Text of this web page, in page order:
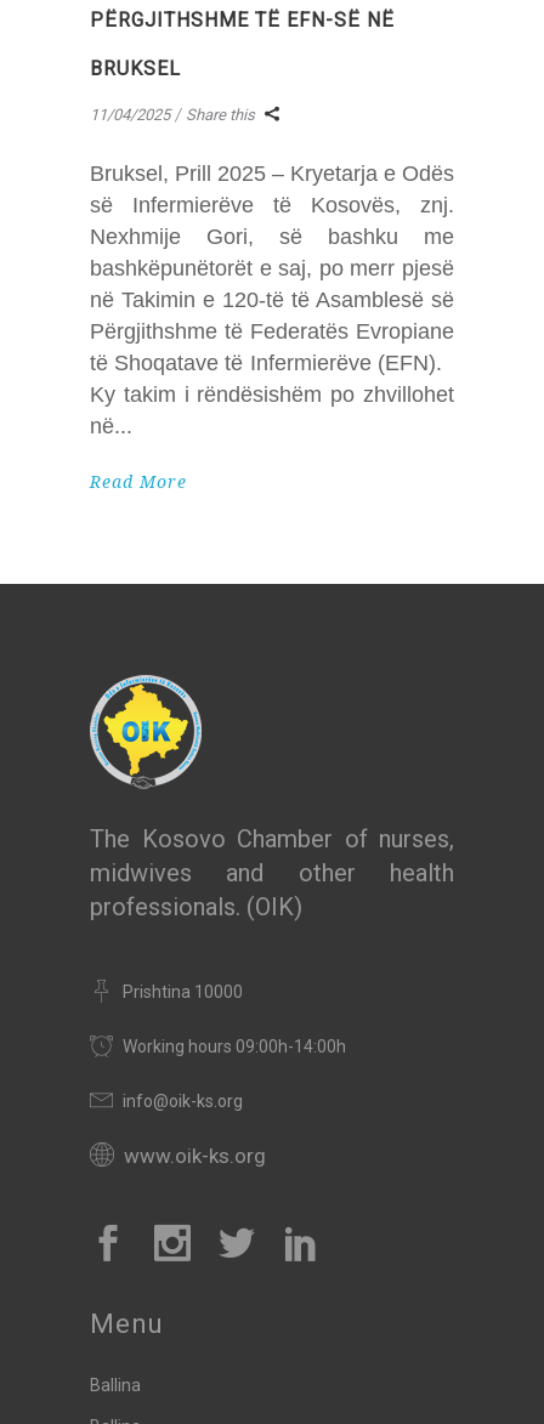
PËRGJITHSHME TË EFN-SË NË
BRUKSEL
11/04/2025 Share this
Bruksel, Prill 2025 – Kryetarja e Odës
së Infermierëve të Kosovës, znj.
Nexhmije Gori, së bashku me
bashkëpunëtorët e saj, po merr pjesë
në Takimin e 120-të të Asamblesë së
Përgjithshme të Federatës Evropiane
të Shoqatave të Infermierëve (EFN).
Ky takim i rëndësishëm po zhvillohet
në
Read More
The Kosovo Chamber of nurses,
midwives and other health
professionals. (OIK)
Prishtina 10000
Working hours 09:00h-14:00h
info@oik-ks.org
www.oik-ks.org
Menu
Ballina